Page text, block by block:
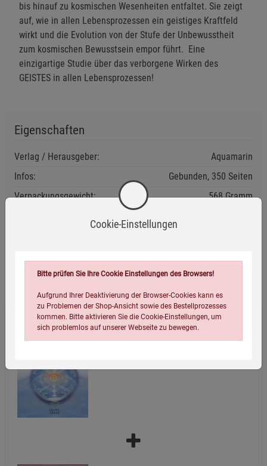
bis hinauf zu kosmischen Wesenheiten entfaltet. Sie zeigt
auf, wie in allen Lebensprozessen ein geistiges Kraftfeld
wirkt und die Evolution von der Stufe der Unbewusstheit
zum kosmischen Bewusstsein empor führt. Eine
einzigartige Studie über das verborgene Wirken des
GEISTES in allen Lebensprozessen!
Eigenschaften
Verlag / Herausgeber:
Aquamarin
Infos:
Gebunden, 350 Seiten
Verpackungsgewicht:
568 Gramm
Wird oft zusammen bestellt:
Eine Studie über das Bewusstsein
Cookie-Einstellungen
Bitte prüfen Sie Ihre Cookie Einstellungen des Browsers!
Aufgrund Ihrer Deaktivierung der Browser-Cookies kann es
zu Problemen der Shop-Ansicht sowie des Bestellprozesses
kommen. Bitte aktivieren Sie die Cookie-Einstellungen, um
sich problemlos auf unserer Webseite zu bewegen.
Einstellungen speichern für die GruppeEinstellungen speichern für die Gruppe